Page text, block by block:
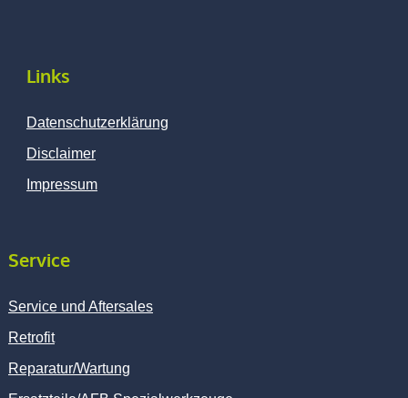
Links
Datenschutzerklärung
Disclaimer
Impressum
Service
Service und Aftersales
Retrofit
Reparatur/Wartung